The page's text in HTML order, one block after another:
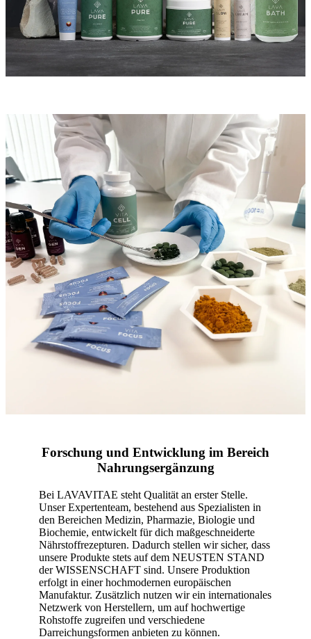
Forschung und Entwicklung im Bereich
Nahrungsergänzung
Bei LAVAVITAE steht Qualität an erster Stelle.
Unser Expertenteam, bestehend aus Spezialisten in
den Bereichen Medizin, Pharmazie, Biologie und
Biochemie, entwickelt für dich maßgeschneiderte
Nährstoffrezepturen. Dadurch stellen wir sicher, dass
unsere Produkte stets auf dem NEUSTEN STAND
der WISSENSCHAFT sind. Unsere Produktion
erfolgt in einer hochmodernen europäischen
Manufaktur. Zusätzlich nutzen wir ein internationales
Netzwerk von Herstellern, um auf hochwertige
Rohstoffe zugreifen und verschiedene
Darreichungsformen anbieten zu können.